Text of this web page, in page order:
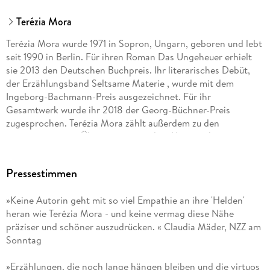
Terézia Mora
Terézia Mora wurde 1971 in Sopron, Ungarn, geboren und lebt
seit 1990 in Berlin. Für ihren Roman Das Ungeheuer erhielt
sie 2013 den Deutschen Buchpreis. Ihr literarisches Debüt,
der Erzählungsband Seltsame Materie , wurde mit dem
Ingeborg-Bachmann-Preis ausgezeichnet. Für ihr
Gesamtwerk wurde ihr 2018 der Georg-Büchner-Preis
zugesprochen. Terézia Mora zählt außerdem zu den
renommiertesten Übersetzern aus dem Ungarischen.
Pressestimmen
»Keine Autorin geht mit so viel Empathie an ihre 'Helden'
heran wie Terézia Mora - und keine vermag diese Nähe
präziser und schöner auszudrücken. « Claudia Mäder, NZZ am
Sonntag
»Erzählungen, die noch lange hängen bleiben und die virtuos